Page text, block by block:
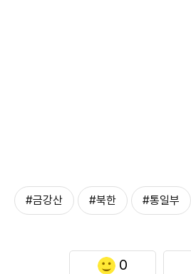
#금강산 #북한 #통일부
0